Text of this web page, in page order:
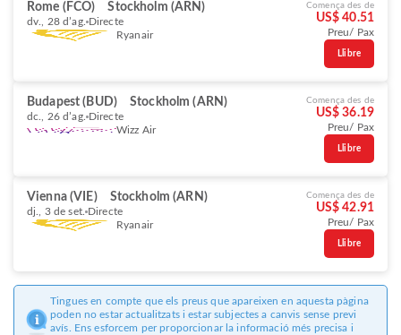
Rome (FCO) Stockholm (ARN)
dv., 28 d’ag. Directe
Ryanair
Comença des de
US$ 40.51
Preu/ Pax
Llibre
Budapest (BUD) Stockholm (ARN)
dc., 26 d’ag. Directe
Wizz Air
Comença des de
US$ 36.19
Preu/ Pax
Llibre
Vienna (VIE) Stockholm (ARN)
dj., 3 de set. Directe
Ryanair
Comença des de
US$ 42.91
Preu/ Pax
Llibre
Tingues en compte que els preus que apareixen en aquesta pàgina
poden no estar actualitzats i estar subjectes a canvis sense previ
avís. Ens esforcem per proporcionar la informació més precisa i